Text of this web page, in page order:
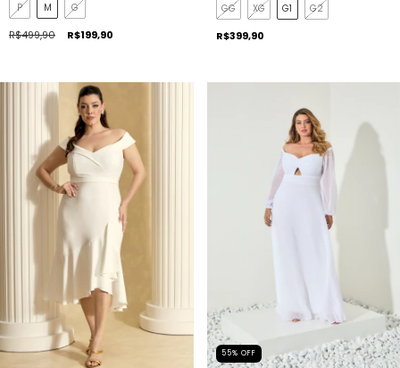
P M G
R$499,90 R$199,90
GG XG G1 G2
R$399,90
55% OFF